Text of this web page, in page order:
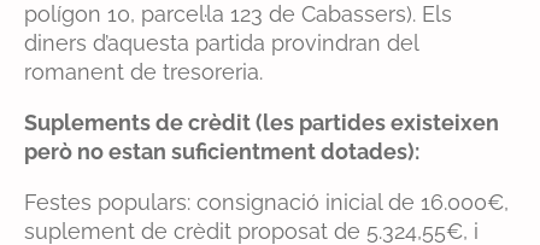
polígon 10, parcel·la 123 de Cabassers). Els
diners d’aquesta partida provindran del
romanent de tresoreria.
Suplements de crèdit (les partides existeixen
però no estan suficientment dotades):
Festes populars: consignació inicial de 16.000€,
suplement de crèdit proposat de 5.324,55€, i